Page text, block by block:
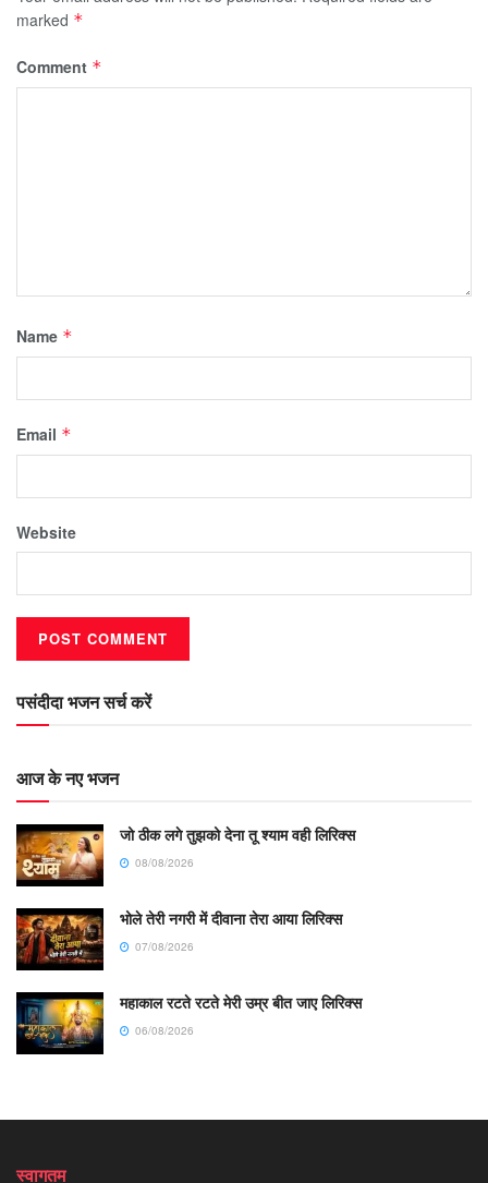
marked *
Comment *
Name *
Email *
Website
पसंदीदा भजन सर्च करें
आज के नए भजन
जो ठीक लगे तुझको देना तू श्याम वही लिरिक्स
08/08/2026
भोले तेरी नगरी में दीवाना तेरा आया लिरिक्स
07/08/2026
महाकाल रटते रटते मेरी उम्र बीत जाए लिरिक्स
06/08/2026
स्वागतम